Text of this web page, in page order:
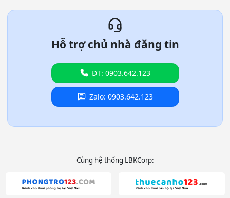
Hỗ trợ chủ nhà đăng tin
ĐT: 0903.642.123
Zalo: 0903.642.123
Cùng hệ thống LBKCorp: